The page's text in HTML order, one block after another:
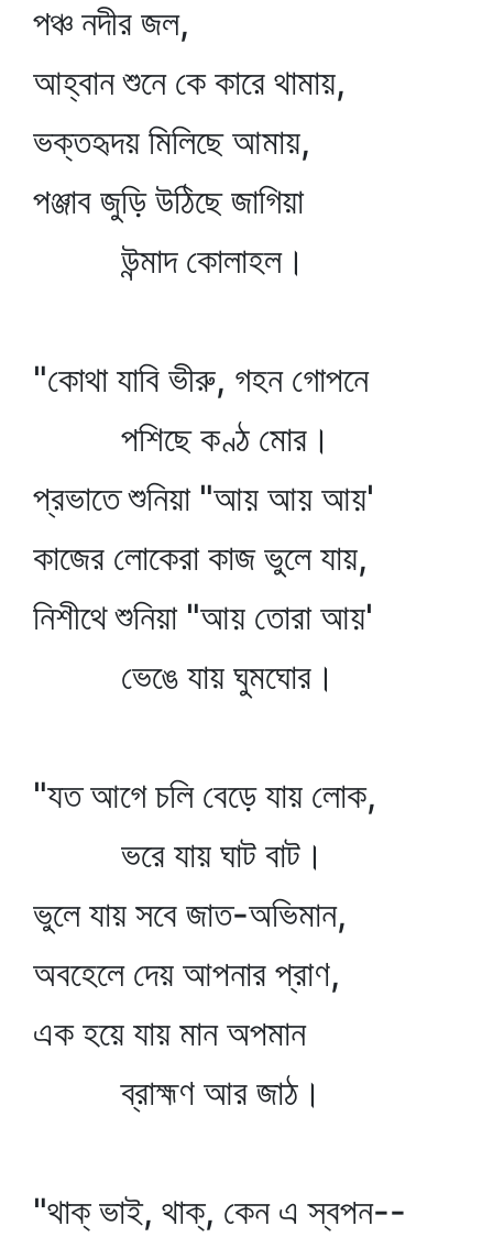
পঞ্চ নদীর জল,
আহ্বান শুনে কে কারে থামায়,
ভক্তহৃদয় মিলিছে আমায়,
পঞ্জাব জুড়ি উঠিছে জাগিয়া
উন্মাদ কোলাহল।
"কোথা যাবি ভীরু, গহন গোপনে
পশিছে কণ্ঠ মোর।
প্রভাতে শুনিয়া "আয় আয় আয়'
কাজের লোকেরা কাজ ভুলে যায়,
নিশীথে শুনিয়া "আয় তোরা আয়'
ভেঙে যায় ঘুমঘোর।
"যত আগে চলি বেড়ে যায় লোক,
ভরে যায় ঘাট বাট।
ভুলে যায় সবে জাত-অভিমান,
অবহেলে দেয় আপনার প্রাণ,
এক হয়ে যায় মান অপমান
ব্রাহ্মণ আর জাঠ।
"থাক্‌ ভাই, থাক্‌, কেন এ স্বপন--